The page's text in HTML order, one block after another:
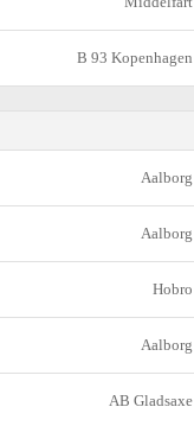
B 93 Kopenhagen
Aalborg
Aalborg
Hobro
Aalborg
AB Gladsaxe